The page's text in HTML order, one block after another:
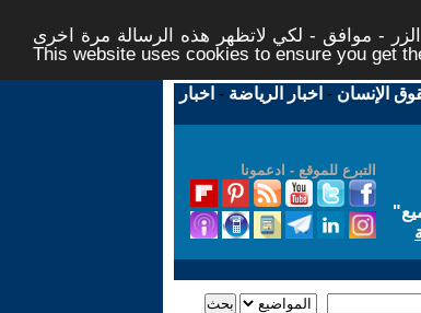
- موافق - لكي لاتظهر هذه الرسالة مرة اخرى -
This website uses cookies to ensure you get
الإنسان - اخبار الرياضة - اخبار
التبرع للموقع - ادعمونا
"